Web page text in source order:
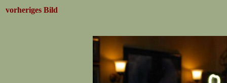
vorheriges Bild